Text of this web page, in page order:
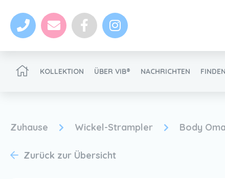
VIB®-Händler werden
KOLLEKTION ÜBER VIB® NACHRICHTEN
Zuhause Wickel-Strampler Body
Zurück zur Übersicht